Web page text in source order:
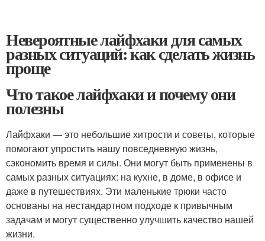
Невероятные лайфхаки для самых
разных ситуаций: как сделать жизнь
проще
Что такое лайфхаки и почему они
полезны
Лайфхаки — это небольшие хитрости и советы, которые
помогают упростить нашу повседневную жизнь,
сэкономить время и силы. Они могут быть применены в
самых разных ситуациях: на кухне, в доме, в офисе и
даже в путешествиях. Эти маленькие трюки часто
основаны на нестандартном подходе к привычным
задачам и могут существенно улучшить качество нашей
жизни.